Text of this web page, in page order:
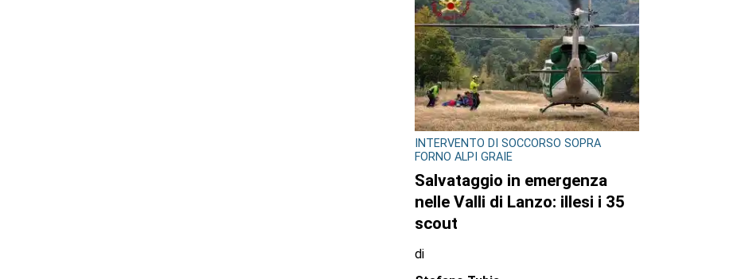
INTERVENTO DI SOCCORSO SOPRA
FORNO ALPI GRAIE
Salvataggio in emergenza
nelle Valli di Lanzo: illesi i 35
scout
di